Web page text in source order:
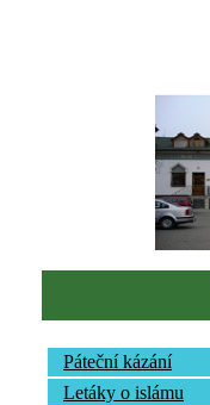
Páteční kázání
Letáky o islámu